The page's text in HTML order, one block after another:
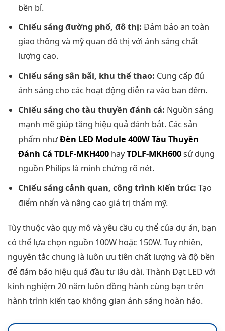
bền bỉ.
Chiếu sáng đường phố, đô thị: Đảm bảo an toàn
giao thông và mỹ quan đô thị với ánh sáng chất
lượng cao.
Chiếu sáng sân bãi, khu thể thao: Cung cấp đủ
ánh sáng cho các hoạt động diễn ra vào ban đêm.
Chiếu sáng cho tàu thuyền đánh cá: Nguồn sáng
mạnh mẽ giúp tăng hiệu quả đánh bắt. Các sản
phẩm nhưĐèn LED Module 400W Tàu Thuyền
Đánh Cá TDLF-MKH400 hayTDLF-MKH600sử dụng
nguồn Philips là minh chứng rõ nét.
Chiếu sáng cảnh quan, công trình kiến trúc: Tạo
điểm nhấn và nâng cao giá trị thẩm mỹ.
Tùy thuộc vào quy mô và yêu cầu cụ thể của dự án, bạn
có thể lựa chọn nguồn 100W hoặc 150W. Tuy nhiên,
nguyên tắc chung là luôn ưu tiên chất lượng và độ bền
để đảm bảo hiệu quả đầu tư lâu dài. Thành Đạt LED với
kinh nghiệm 20 năm luôn đồng hành cùng bạn trên
hành trình kiến tạo không gian ánh sáng hoàn hảo.